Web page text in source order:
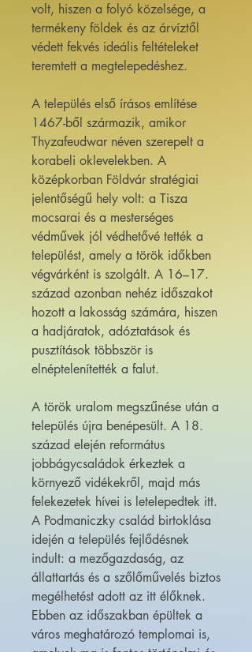
volt, hiszen a folyó közelsége, a
termékeny földek és az árvíztől
védett fekvés ideális feltételeket
teremtett a megtelepedéshez.
A település első írásos említése
1467-ből származik, amikor
Thyzafeudwar néven szerepelt a
korabeli oklevelekben. A
középkorban Földvár stratégiai
jelentőségű hely volt: a Tisza
mocsarai és a mesterséges
védművek jól védhetővé tették a
települést, amely a török időkben
végvárként is szolgált. A 16–17.
század azonban nehéz időszakot
hozott a lakosság számára, hiszen
a hadjáratok, adóztatások és
pusztítások többször is
elnéptelenítették a falut.
A török uralom megszűnése után a
település újra benépesült. A 18.
század elején református
jobbágycsaládok érkeztek a
környező vidékekről, majd más
felekezetek hívei is letelepedtek itt.
A Podmaniczky család birtoklása
idején a település fejlődésnek
indult: a mezőgazdaság, az
állattartás és a szőlőművelés biztos
megélhetést adott az itt élőknek.
Ebben az időszakban épültek a
város meghatározó templomai is,